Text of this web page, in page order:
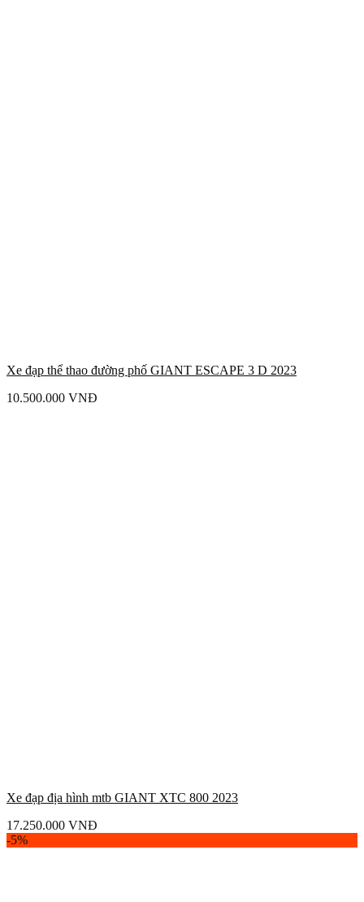
Xe đạp thể thao đường phố GIANT ESCAPE 3 D 2023
10.500.000 VNĐ
Xe đạp địa hình mtb GIANT XTC 800 2023
17.250.000 VNĐ
-5%